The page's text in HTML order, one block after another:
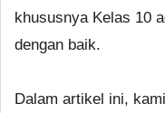
khususnya Kelas 10
dengan baik.
Dalam artikel ini,